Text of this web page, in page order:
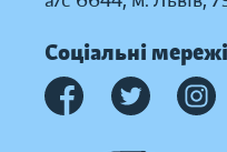
Соціальні мережі